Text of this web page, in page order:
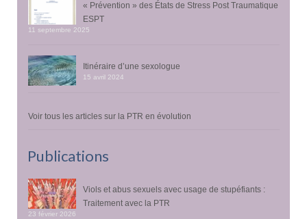
« Prévention » des États de Stress Post Traumatique
ESPT
11 septembre 2025
Itinéraire d’une sexologue
15 avril 2024
Voir tous les articles sur la PTR en évolution
Publications
Viols et abus sexuels avec usage de stupéfiants :
Traitement avec la PTR
23 février 2026